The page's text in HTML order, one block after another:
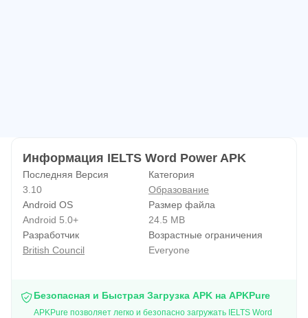
Информация IELTS Word Power APK
Последняя Версия
3.10
Категория
Образование
Android OS
Android 5.0+
Размер файла
24.5 MB
Разработчик
British Council
Возрастные ограничения
Everyone
Безопасная и Быстрая Загрузка APK на APKPure
APKPure позволяет легко и безопасно загружать IELTS Word